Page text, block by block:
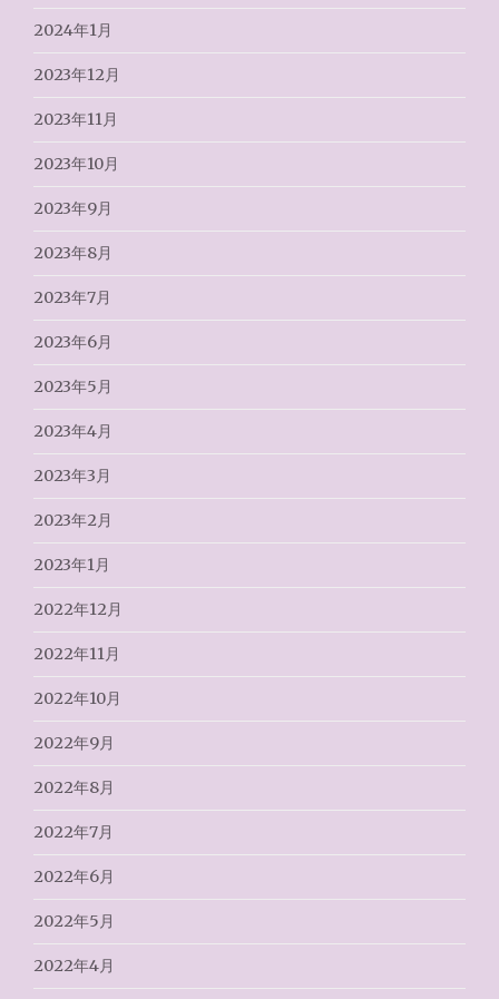
2024年1月
2023年12月
2023年11月
2023年10月
2023年9月
2023年8月
2023年7月
2023年6月
2023年5月
2023年4月
2023年3月
2023年2月
2023年1月
2022年12月
2022年11月
2022年10月
2022年9月
2022年8月
2022年7月
2022年6月
2022年5月
2022年4月